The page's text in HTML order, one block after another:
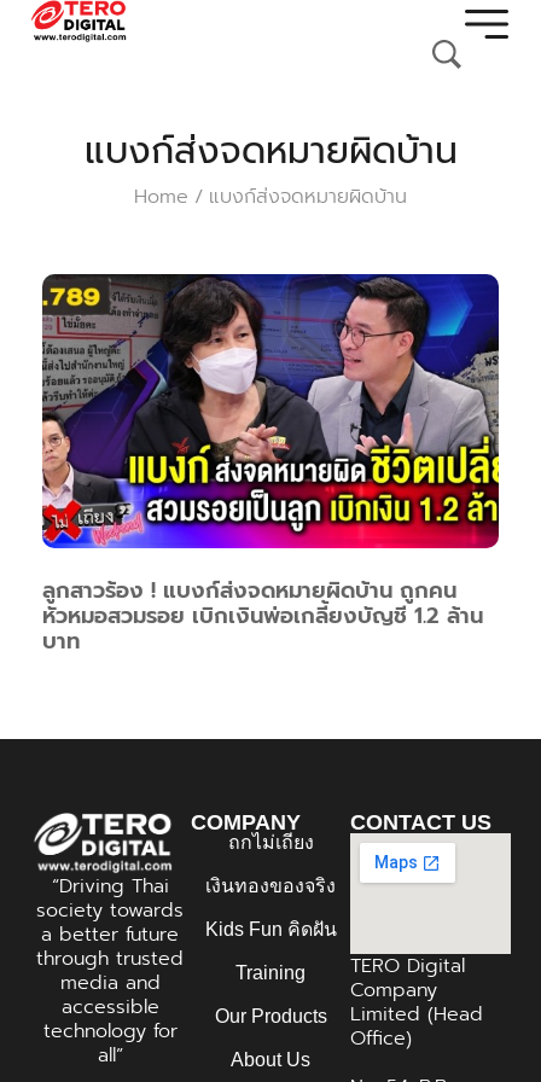
แบงก์ส่งจดหมายผิดบ้าน
Home / แบงก์ส่งจดหมายผิดบ้าน
ลูกสาวร้อง ! แบงก์ส่งจดหมายผิดบ้าน ถูกคน
หัวหมอสวมรอย เบิกเงินพ่อเกลี้ยงบัญชี 1.2 ล้าน
บาท
“Driving Thai
society towards
a better future
through trusted
media and
accessible
technology for
all”
COMPANY
ถกไม่เถียง
เงินทองของจริง
Kids Fun คิดฝัน
Training
Our Products
About Us
CONTACT US
TERO Digital
Company
Limited (Head
Office)